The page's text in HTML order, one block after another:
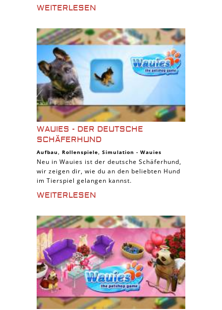
WEITERLESEN
WAUIES - DER DEUTSCHE
SCHÄFERHUND
Aufbau, Rollenspiele, Simulation - Wauies
Neu in Wauies ist der deutsche Schäferhund,
wir zeigen dir, wie du an den beliebten Hund
im Tierspiel gelangen kannst.
WEITERLESEN